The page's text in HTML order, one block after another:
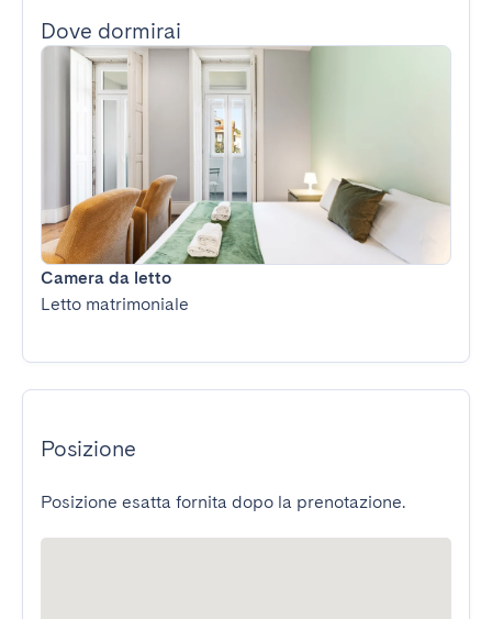
Dove dormirai
Camera da letto
Letto matrimoniale
Posizione
Posizione esatta fornita dopo la prenotazione.